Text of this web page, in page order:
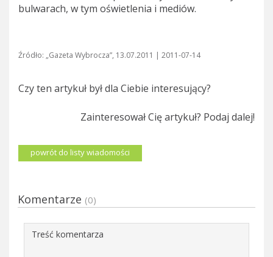
bulwarach, w tym oświetlenia i mediów.
Źródło: „Gazeta Wybrocza”, 13.07.2011 | 2011-07-14
Czy ten artykuł był dla Ciebie interesujący?
Zainteresował Cię artykuł? Podaj dalej!
powrót do listy wiadomości
Komentarze (0)